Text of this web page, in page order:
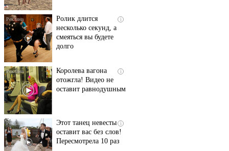
смеяться вы будете
долго
оставит равнодушным
Пересмотрела 10 раз